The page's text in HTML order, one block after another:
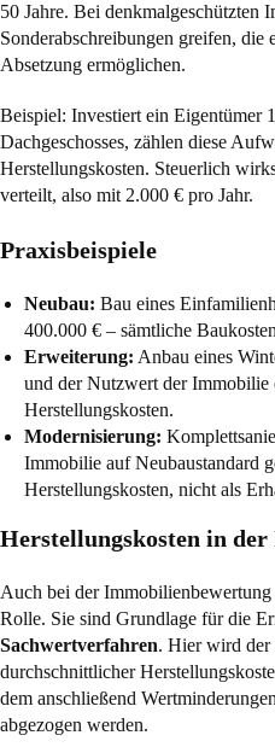
50 Jahre. Bei denkmalgeschützten
Sonderabschreibungen greifen, die
Absetzung ermöglichen.
Beispiel: Investiert ein Eigentümer
Dachgeschosses, zählen diese
Herstellungskosten. Steuerlich
verteilt, also mit 2.000 € pro Jahr.
Praxisbeispiele
Neubau: Bau eines
400.000 € – sämtliche
Erweiterung: Anbau eines
und der Nutzwert der Immobilie
Herstellungskosten.
Modernisierung:
Immobilie auf Neubaustandard
Herstellungskosten, nicht als
Herstellungskosten in
Auch bei derImmobilienbewertung
Rolle. Sie sind Grundlage für die
Sachwertverfahren. Hier wird der
durchschnittlicher
dem anschließend
abgezogen werden.